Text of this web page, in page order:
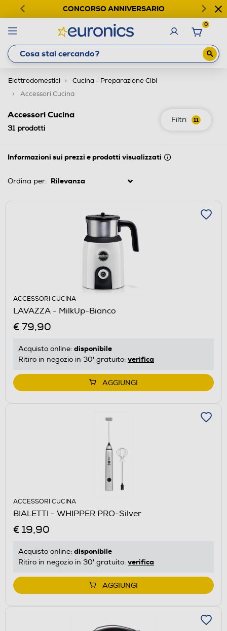
CONCORSO ANNIVERSARIO
0
Elettrodomestici
Cucina - Preparazione Cibi
Accessori Cucina
Filtri 11
Accessori Cucina
31prodotti
Informazioni sui prezzi e prodotti visualizzati
Ordina per:
ACCESSORI CUCINA
LAVAZZA - MilkUp-Bianco
€ 79,90
Acquisto online: disponibile
Ritiro in negozio in 30' gratuito: verifica
AGGIUNGI
ACCESSORI CUCINA
BIALETTI - WHIPPER PRO-Silver
€ 19,90
Acquisto online: disponibile
Ritiro in negozio in 30' gratuito: verifica
AGGIUNGI